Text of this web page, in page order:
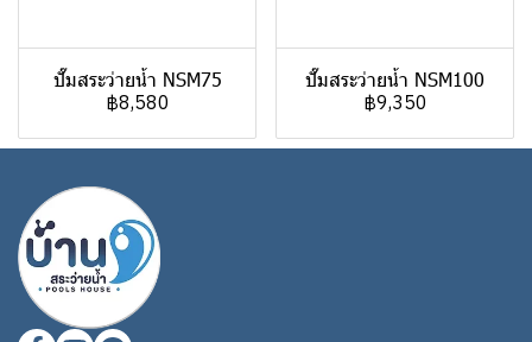
ปั๊มสระว่ายน้ำ NSM75
฿8,580
ปั๊มสระว่ายน้ำ NSM100
฿9,350